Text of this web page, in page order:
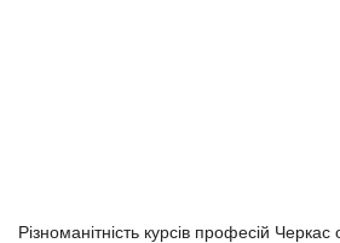
Різноманітність курсів професій